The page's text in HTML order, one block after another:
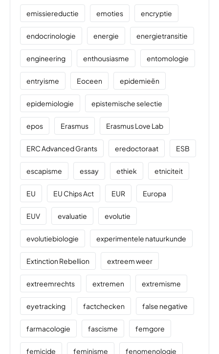
emissiereductie emoties encryptie
endocrinologie energie energietransitie
engineering enthousiasme entomologie
entryisme Eoceen epidemieën
epidemiologie epistemische selectie
epos Erasmus Erasmus Love Lab
ERC Advanced Grants eredoctoraat ESB
escapisme essay ethiek etniciteit
EU EU Chips Act EUR Europa
EUV evaluatie evolutie
evolutiebiologie experimentele natuurkunde
Extinction Rebellion extreem weer
extreemrechts extremen extremisme
eyetracking factchecken false negative
farmacologie fascisme femgore
femicide feminisme fenomenologie